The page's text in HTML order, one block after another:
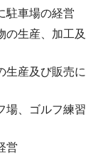
駐車場の経営
の生産、加工及
生産及び販売に
場、ゴルフ練習
営